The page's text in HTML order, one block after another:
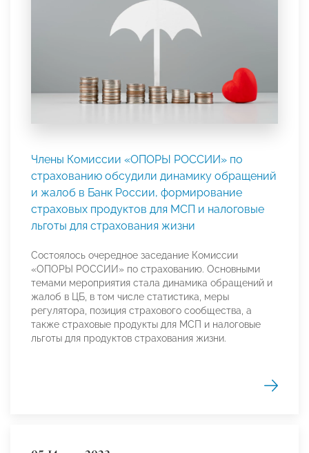
Члены Комиссии «ОПОРЫ РОССИИ» по
страхованию обсудили динамику обращений
и жалоб в Банк России, формирование
страховых продуктов для МСП и налоговые
льготы для страхования жизни
Состоялось очередное заседание Комиссии
«ОПОРЫ РОССИИ» по страхованию. Основными
темами мероприятия стала динамика обращений и
жалоб в ЦБ, в том числе статистика, меры
регулятора, позиция страхового сообщества, а
также страховые продукты для МСП и налоговые
льготы для продуктов страхования жизни.